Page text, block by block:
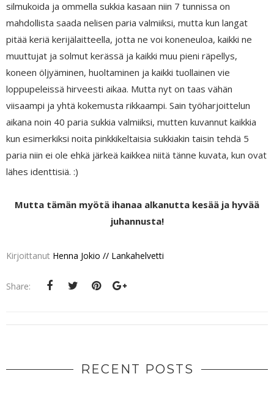
silmukoida ja ommella sukkia kasaan niin 7 tunnissa on
mahdollista saada nelisen paria valmiiksi, mutta kun langat
pitää keriä kerijälaitteella, jotta ne voi koneneuloa, kaikki ne
muuttujat ja solmut kerässä ja kaikki muu pieni räpellys,
koneen öljyäminen, huoltaminen ja kaikki tuollainen vie
loppupeleissä hirveesti aikaa. Mutta nyt on taas vähän
viisaampi ja yhtä kokemusta rikkaampi. Sain työharjoittelun
aikana noin 40 paria sukkia valmiiksi, mutten kuvannut kaikkia
kun esimerkiksi noita pinkkikeltaisia sukkiakin taisin tehdä 5
paria niin ei ole ehkä järkeä kaikkea niitä tänne kuvata, kun ovat
lähes identtisiä. :)
Mutta tämän myötä ihanaa alkanutta kesää ja hyvää
juhannusta!
Kirjoittanut Henna Jokio // Lankahelvetti
Share:
RECENT POSTS